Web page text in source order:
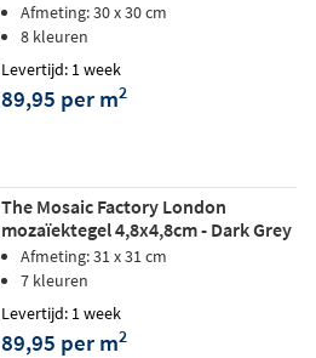
Afmeting: 30 x 30 cm
8 kleuren
Levertijd: 1 week
89,95 per m2
The Mosaic Factory London
mozaïektegel 4,8x4,8cm - Dark Grey
mattAfmeting: 31 x 31 cm
7 kleuren
Levertijd: 1 week
89,95 per m2